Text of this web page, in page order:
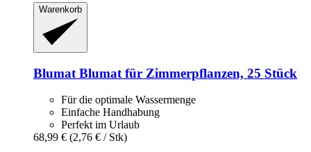
Warenkorb
Blumat Blumat für Zimmerpflanzen, 25 Stück
Für die optimale Wassermenge
Einfache Handhabung
Perfekt im Urlaub
68,99 € (2,76 € / Stk)